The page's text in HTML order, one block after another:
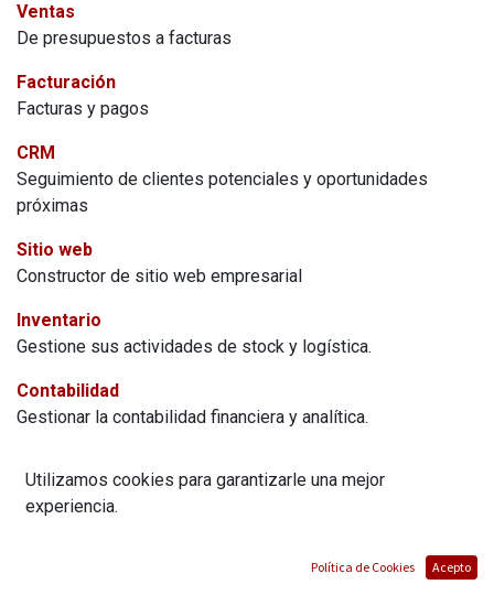
Ventas
De presupuestos a facturas
Facturación
Facturas y pagos
CRM
Seguimiento de clientes potenciales y oportunidades
próximas
Sitio web
Constructor de sitio web empresarial
Inventario
Gestione sus actividades de stock y logística.
Contabilidad
Gestionar la contabilidad financiera y analítica.
Órdenes de compra, licitaciones y acuerdos.
Interfaz de PdV amigable para usuarios para tiendas y
Utilizamos cookies para garantizarle una mejor
experiencia.
Política de Cookies Acepto